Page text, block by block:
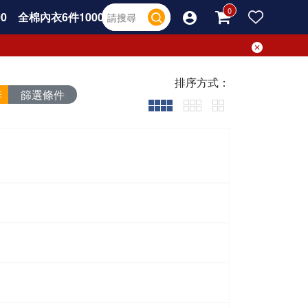
全棉內衣6件1000
篩選條件
排序方式：